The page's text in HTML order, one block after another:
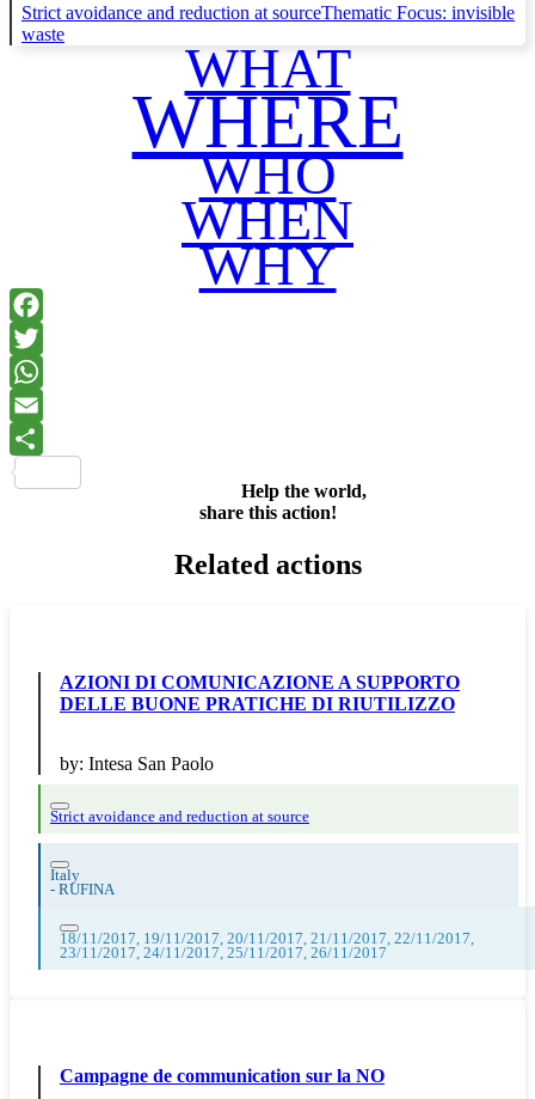
Strict avoidance and reduction at sourceThematic Focus: invisible
waste
WHAT
WHERE
WHO
WHEN
WHY
Help the world,
share this action!
Related actions
AZIONI DI COMUNICAZIONE A SUPPORTO
DELLE BUONE PRATICHE DI RIUTILIZZO
by: Intesa San Paolo
Strict avoidance and reduction at source
Italy
- RUFINA
18/11/2017, 19/11/2017, 20/11/2017, 21/11/2017, 22/11/2017,
23/11/2017, 24/11/2017, 25/11/2017, 26/11/2017
Campagne de communication sur la NO